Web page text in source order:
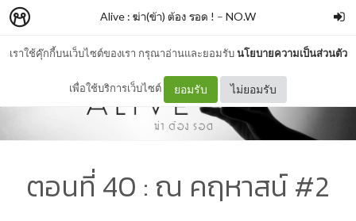
เราใช้คุ๊กกี้บนเว็บไซต์ของเรา กรุณาอ่านและยอมรับนโยบายความเป็นส่วนตัว
เพื่อใช้บริการเว็บไซต์ ยอมรับ ไม่ยอมรับ
Alive : ฆ่า(ข้า) ต้อง รอด ! – NO.W
ตอนที่ 40 : ณ คฤหาสน์ #2